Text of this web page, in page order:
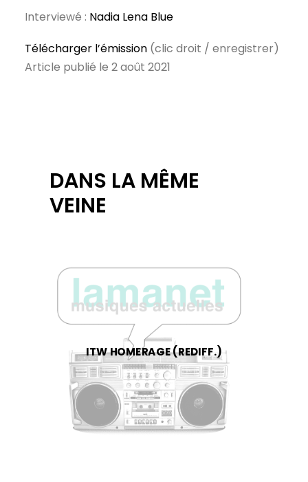
Interviewé : Nadia Lena Blue
Télécharger l’émission (clic droit / enregistrer)
Article publié le 2 août 2021
DANS LA MÊME
VEINE
ITW HOMERAGE (REDIFF.)